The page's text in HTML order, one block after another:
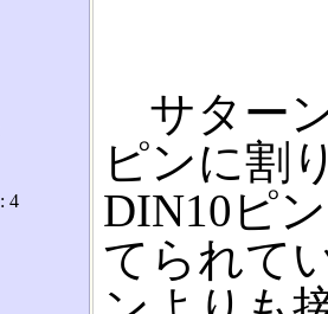
サター
ピンに割
DIN10ピ
てられて
: 4